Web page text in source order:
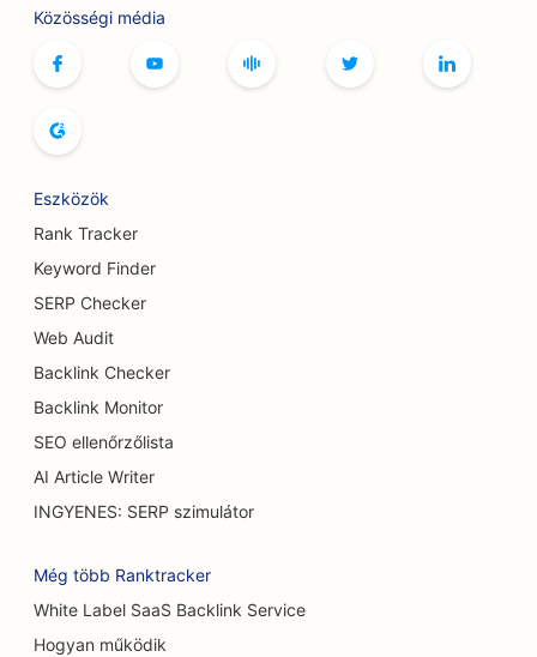
SEO butikok számára
SEO a botox és töltőanyag szolgáltatásokhoz
SEO a könyvesboltok számára
SEO sörfőzdék számára
SEO a mellnagyobbítási szolgáltatásokhoz
SEO büfé éttermek számára
SEO a Burger Trucks számára
SEO a cukrászdák számára
SEO alkalmi éttermek számára
Közösségi média
Eszközök
Rank Tracker
Keyword Finder
SERP Checker
Web Audit
Backlink Checker
Backlink Monitor
SEO ellenőrzőlista
AI Article Writer
INGYENES: SERP szimulátor
Még több Ranktracker
White Label SaaS Backlink Service
Hogyan működik